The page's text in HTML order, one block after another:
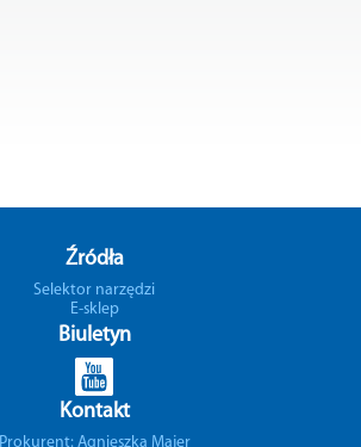
Źródła
Selektor narzędzi
E-sklep
Biuletyn
Kontakt
Prokurent: Agnieszka Majer